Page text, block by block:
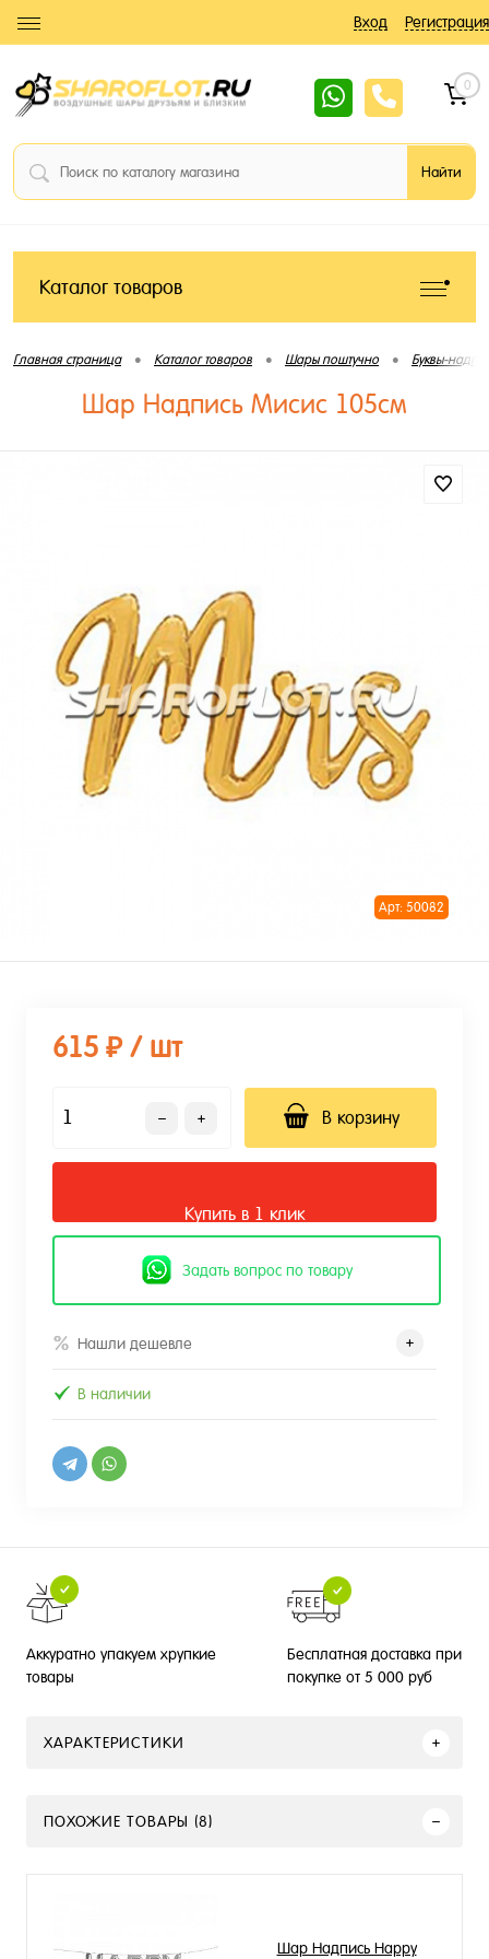
Вход Регистрация
0
Каталог товаров
Главная страница • Каталог товаров • Шары поштучно • Буквы-
Шар Надпись Мисис 105см
Арт: 50082
615 ₽ / шт
В корзину
Купить в 1 клик
Задать вопрос по товару
Нашли дешевле
В наличии
Аккуратно упакуем хрупкие
товары
Бесплатная доставка при
покупке от 5 000 руб
ХАРАКТЕРИСТИКИ
ПОХОЖИЕ ТОВАРЫ (8)
Шар Надпись Happy